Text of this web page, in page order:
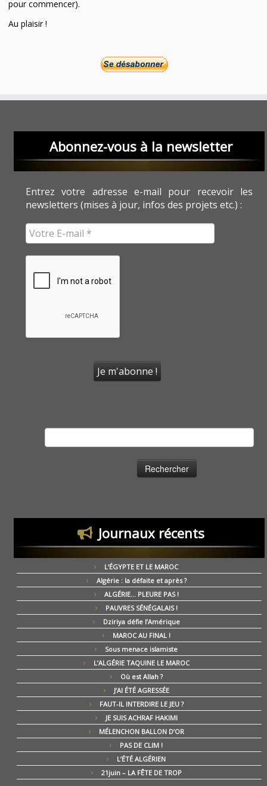
pour commencer).
Au plaisir !
Abonnez-vous à la newsletter
Entrez votre adresse e-mail pour recevoir les
newsletters (mises à jour, infos des projets etc.) :
Journaux récents
L’ÉGYPTE ET LE MAROC
Algérie : la défaite et après ?
ALGÉRIE… PLEURE PAS !
PAUVRES SÉNÉGALAIS !
Dziriya défie l’Amérique
MAROC AU FINAL !
Sous menace islamiste
L’ALGÉRIE TAQUINE LE MAROC
Où est Allah ?
J’AI ÉTÉ AGRESSÉE
FAUT-IL INTERDIRE LE JEU ?
JE SUIS ACHRAF HAKIMI
MÉLENCHON BALLON D’OR
PAS DE CLIM !
L’ÉTÉ ALGÉRIEN
21juin – LA FÊTE DE TROP